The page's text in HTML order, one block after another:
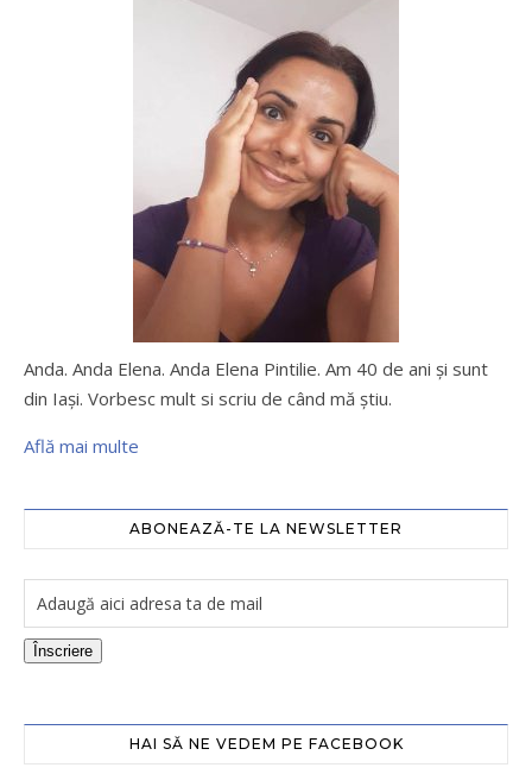
Anda. Anda Elena. Anda Elena Pintilie. Am 40 de ani şi sunt
din Iaşi. Vorbesc mult si scriu de când mă ştiu.
Află mai multe
ABONEAZĂ-TE LA NEWSLETTER
Înscriere
HAI SĂ NE VEDEM PE FACEBOOK